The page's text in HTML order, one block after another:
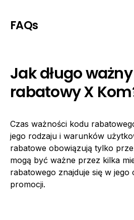
FAQs
Jak długo
rabatowy X
Czas ważności kodu
jego rodzaju i warunków
rabatowe obowiązują tylko
mogą być ważne przez kilka
rabatowego znajduje się w jego
promocji.